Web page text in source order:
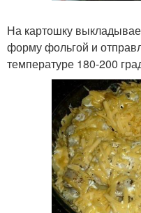
На картошку
форму фольгой и
температуре 180-200